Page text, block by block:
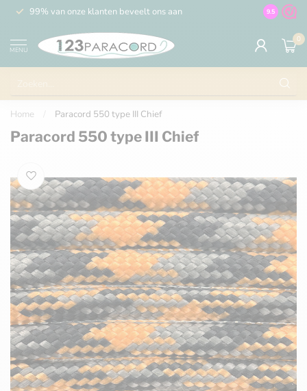
99% van onze klanten beveelt ons aan 100% de
9.5
MENU
0
Home Paracord 550 type III Chief
Paracord 550 type III Chief